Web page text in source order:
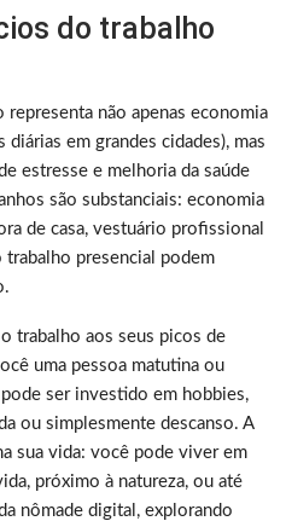
do trabalho
não apenas economia
em grandes cidades), mas
estresse e melhoria da saúde
são substanciais: economia
de casa, vestuário profissional
presencial podem
trabalho aos seus picos de
uma pessoa matutina ou
ser investido em hobbies,
ou simplesmente descanso. A
sua vida: você pode viver em
próximo à natureza, ou até
nômade digital, explorando